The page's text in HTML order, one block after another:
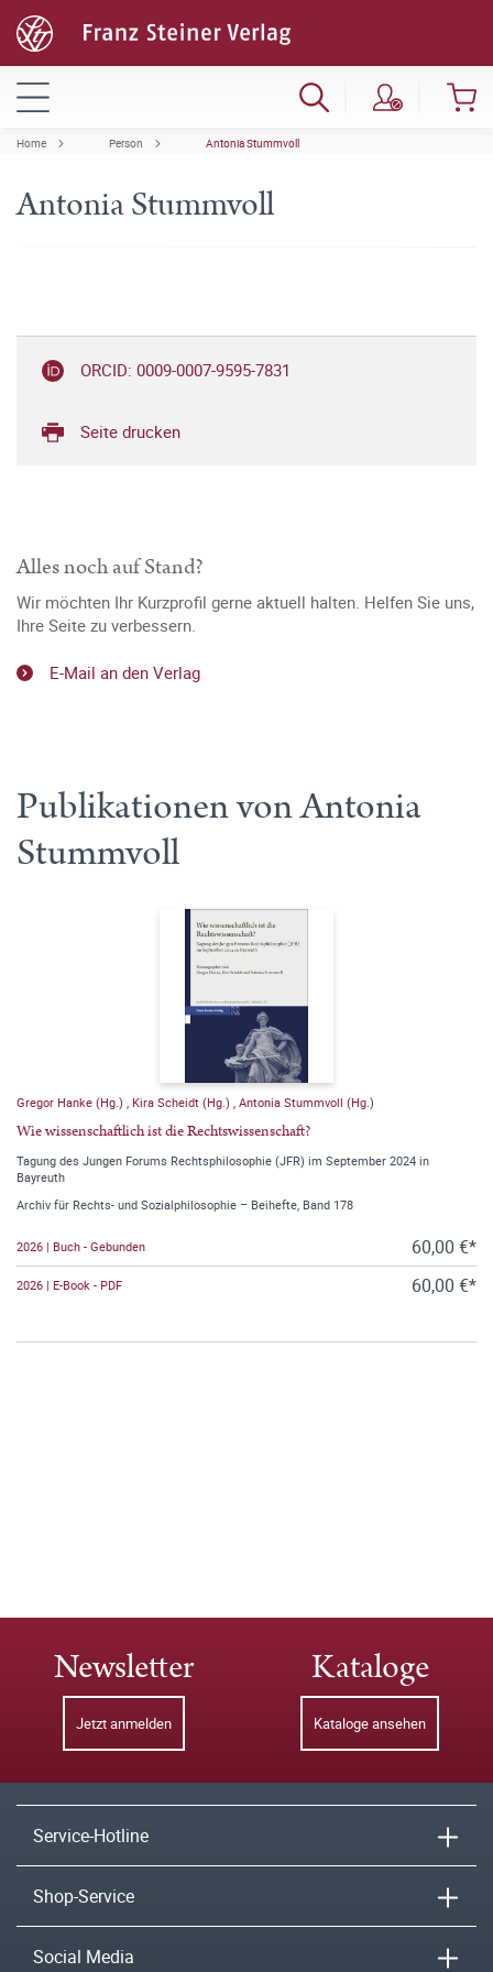
Home Person Antonia Stummvoll
Antonia Stummvoll
ORCID: 0009-0007-9595-7831
Seite drucken
Alles noch auf Stand?
Wir möchten Ihr Kurzprofil gerne aktuell halten. Helfen Sie uns,
Ihre Seite zu verbessern.
E-Mail an den Verlag
Publikationen von Antonia
Stummvoll
Gregor Hanke (Hg.) Kira Scheidt (Hg.) Antonia Stummvoll (Hg.)
Wie wissenschaftlich ist die Rechtswissenschaft?
Tagung des Jungen Forums Rechtsphilosophie (JFR) im September 2024 in
Bayreuth
Archiv für Rechts- und Sozialphilosophie – Beihefte, Band 178
2026 | Buch - Gebunden 60,00 €*
2026 | E-Book - PDF 60,00 €*
Newsletter
Jetzt anmelden
Kataloge
Kataloge ansehen
Service-Hotline
Shop-Service
Social Media